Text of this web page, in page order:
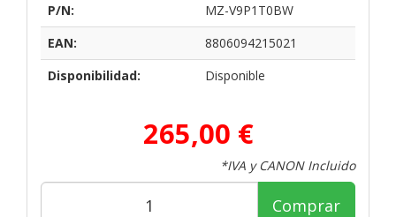
P/N:
MZ-V9P1T0BW
EAN:
8806094215021
Disponibilidad:
Disponible
265,00 €
*IVA y CANON Incluido
Comprar